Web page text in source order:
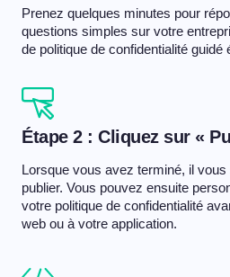
Prenez quelques minutes pour
questions simples sur votre
de politique de confidentialité guidé
Étape 2 : Cliquez sur «
Lorsque vous avez terminé, il
publier. Vous pouvez ensuite
votre politique de confidentialité
web ou à votre application.